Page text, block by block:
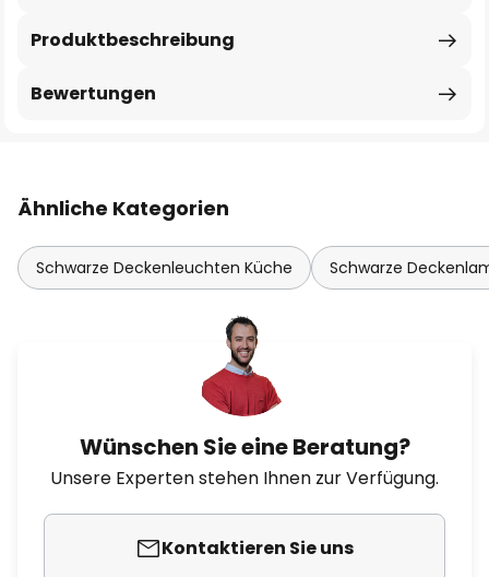
Produktbeschreibung
Bewertungen
Ähnliche Kategorien
Schwarze Deckenleuchten Küche Schwarze
Wünschen Sie eine Beratung?
Unsere Experten stehen Ihnen zur Verfügung.
Kontaktieren Sie uns